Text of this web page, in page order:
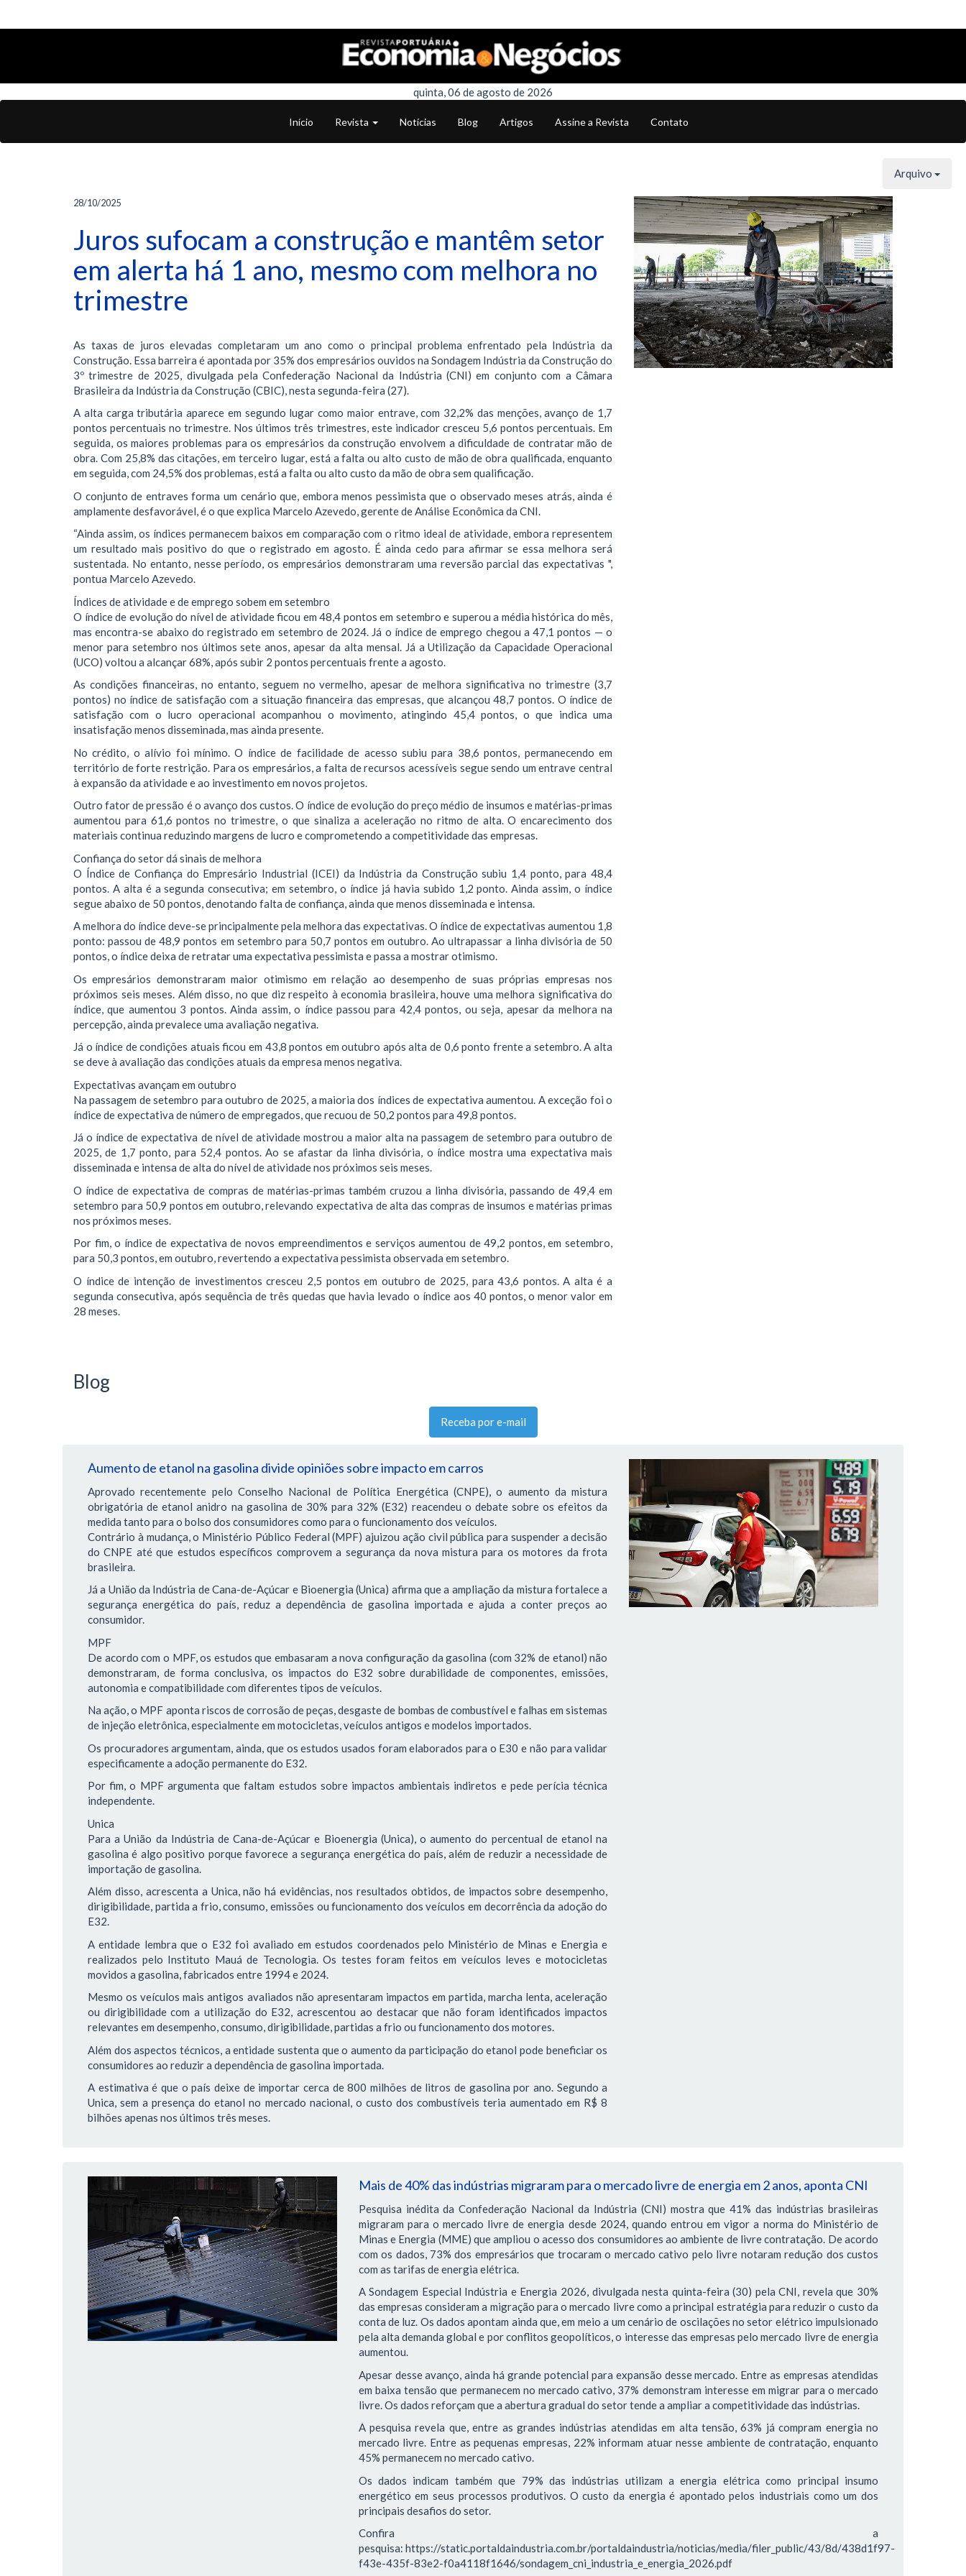
quinta, 06 de agosto de 2026
Início Revista Notícias Blog Artigos Assine a Revista Contato
Arquivo
28/10/2025
Juros sufocam a construção e mantêm setor
em alerta há 1 ano, mesmo com melhora no
trimestre
As taxas de juros elevadas completaram um ano como o principal problema enfrentado pela Indústria da
Construção. Essa barreira é apontada por 35% dos empresários ouvidos na Sondagem Indústria da Construção do
3º trimestre de 2025, divulgada pela Confederação Nacional da Indústria (CNI) em conjunto com a Câmara
Brasileira da Indústria da Construção (CBIC), nesta segunda-feira (27).
A alta carga tributária aparece em segundo lugar como maior entrave, com 32,2% das menções, avanço de 1,7
pontos percentuais no trimestre. Nos últimos três trimestres, este indicador cresceu 5,6 pontos percentuais. Em
seguida, os maiores problemas para os empresários da construção envolvem a dificuldade de contratar mão de
obra. Com 25,8% das citações, em terceiro lugar, está a falta ou alto custo de mão de obra qualificada, enquanto
em seguida, com 24,5% dos problemas, está a falta ou alto custo da mão de obra sem qualificação.
O conjunto de entraves forma um cenário que, embora menos pessimista que o observado meses atrás, ainda é
amplamente desfavorável, é o que explica Marcelo Azevedo, gerente de Análise Econômica da CNI.
“Ainda assim, os índices permanecem baixos em comparação com o ritmo ideal de atividade, embora representem
um resultado mais positivo do que o registrado em agosto. É ainda cedo para afirmar se essa melhora será
sustentada. No entanto, nesse período, os empresários demonstraram uma reversão parcial das expectativas ",
pontua Marcelo Azevedo.
Índices de atividade e de emprego sobem em setembro
O índice de evolução do nível de atividade ficou em 48,4 pontos em setembro e superou a média histórica do mês,
mas encontra-se abaixo do registrado em setembro de 2024. Já o índice de emprego chegou a 47,1 pontos — o
menor para setembro nos últimos sete anos, apesar da alta mensal. Já a Utilização da Capacidade Operacional
(UCO) voltou a alcançar 68%, após subir 2 pontos percentuais frente a agosto.
As condições financeiras, no entanto, seguem no vermelho, apesar de melhora significativa no trimestre (3,7
pontos) no índice de satisfação com a situação financeira das empresas, que alcançou 48,7 pontos. O índice de
satisfação com o lucro operacional acompanhou o movimento, atingindo 45,4 pontos, o que indica uma
insatisfação menos disseminada, mas ainda presente.
No crédito, o alívio foi mínimo. O índice de facilidade de acesso subiu para 38,6 pontos, permanecendo em
território de forte restrição. Para os empresários, a falta de recursos acessíveis segue sendo um entrave central
à expansão da atividade e ao investimento em novos projetos.
Outro fator de pressão é o avanço dos custos. O índice de evolução do preço médio de insumos e matérias-primas
aumentou para 61,6 pontos no trimestre, o que sinaliza a aceleração no ritmo de alta. O encarecimento dos
materiais continua reduzindo margens de lucro e comprometendo a competitividade das empresas.
Confiança do setor dá sinais de melhora
O Índice de Confiança do Empresário Industrial (ICEI) da Indústria da Construção subiu 1,4 ponto, para 48,4
pontos. A alta é a segunda consecutiva; em setembro, o índice já havia subido 1,2 ponto. Ainda assim, o índice
segue abaixo de 50 pontos, denotando falta de confiança, ainda que menos disseminada e intensa.
A melhora do índice deve-se principalmente pela melhora das expectativas. O índice de expectativas aumentou 1,8
ponto: passou de 48,9 pontos em setembro para 50,7 pontos em outubro. Ao ultrapassar a linha divisória de 50
pontos, o índice deixa de retratar uma expectativa pessimista e passa a mostrar otimismo.
Os empresários demonstraram maior otimismo em relação ao desempenho de suas próprias empresas nos
próximos seis meses. Além disso, no que diz respeito à economia brasileira, houve uma melhora significativa do
índice, que aumentou 3 pontos. Ainda assim, o índice passou para 42,4 pontos, ou seja, apesar da melhora na
percepção, ainda prevalece uma avaliação negativa.
Já o índice de condições atuais ficou em 43,8 pontos em outubro após alta de 0,6 ponto frente a setembro. A alta
se deve à avaliação das condições atuais da empresa menos negativa.
Expectativas avançam em outubro
Na passagem de setembro para outubro de 2025, a maioria dos índices de expectativa aumentou. A exceção foi o
índice de expectativa de número de empregados, que recuou de 50,2 pontos para 49,8 pontos.
Já o índice de expectativa de nível de atividade mostrou a maior alta na passagem de setembro para outubro de
2025, de 1,7 ponto, para 52,4 pontos. Ao se afastar da linha divisória, o índice mostra uma expectativa mais
disseminada e intensa de alta do nível de atividade nos próximos seis meses.
O índice de expectativa de compras de matérias-primas também cruzou a linha divisória, passando de 49,4 em
setembro para 50,9 pontos em outubro, relevando expectativa de alta das compras de insumos e matérias primas
nos próximos meses.
Por fim, o índice de expectativa de novos empreendimentos e serviços aumentou de 49,2 pontos, em setembro,
para 50,3 pontos, em outubro, revertendo a expectativa pessimista observada em setembro.
O índice de intenção de investimentos cresceu 2,5 pontos em outubro de 2025, para 43,6 pontos. A alta é a
segunda consecutiva, após sequência de três quedas que havia levado o índice aos 40 pontos, o menor valor em
28 meses.
Blog
Receba por e-mail
Aumento de etanol na gasolina divide opiniões sobre impacto em carros
Aprovado recentemente pelo Conselho Nacional de Política Energética (CNPE), o aumento da mistura
obrigatória de etanol anidro na gasolina de 30% para 32% (E32) reacendeu o debate sobre os efeitos da
medida tanto para o bolso dos consumidores como para o funcionamento dos veículos.
Contrário à mudança, o Ministério Público Federal (MPF) ajuizou ação civil pública para suspender a decisão
do CNPE até que estudos específicos comprovem a segurança da nova mistura para os motores da frota
brasileira.
Já a União da Indústria de Cana-de-Açúcar e Bioenergia (Unica) afirma que a ampliação da mistura fortalece a
segurança energética do país, reduz a dependência de gasolina importada e ajuda a conter preços ao
consumidor.
MPF
De acordo com o MPF, os estudos que embasaram a nova configuração da gasolina (com 32% de etanol) não
demonstraram, de forma conclusiva, os impactos do E32 sobre durabilidade de componentes, emissões,
autonomia e compatibilidade com diferentes tipos de veículos.
Na ação, o MPF aponta riscos de corrosão de peças, desgaste de bombas de combustível e falhas em sistemas
de injeção eletrônica, especialmente em motocicletas, veículos antigos e modelos importados.
Os procuradores argumentam, ainda, que os estudos usados foram elaborados para o E30 e não para validar
especificamente a adoção permanente do E32.
Por fim, o MPF argumenta que faltam estudos sobre impactos ambientais indiretos e pede perícia técnica
independente.
Unica
Para a União da Indústria de Cana-de-Açúcar e Bioenergia (Unica), o aumento do percentual de etanol na
gasolina é algo positivo porque favorece a segurança energética do país, além de reduzir a necessidade de
importação de gasolina.
Além disso, acrescenta a Unica, não há evidências, nos resultados obtidos, de impactos sobre desempenho,
dirigibilidade, partida a frio, consumo, emissões ou funcionamento dos veículos em decorrência da adoção do
E32.
A entidade lembra que o E32 foi avaliado em estudos coordenados pelo Ministério de Minas e Energia e
realizados pelo Instituto Mauá de Tecnologia. Os testes foram feitos em veículos leves e motocicletas
movidos a gasolina, fabricados entre 1994 e 2024.
Mesmo os veículos mais antigos avaliados não apresentaram impactos em partida, marcha lenta, aceleração
ou dirigibilidade com a utilização do E32, acrescentou ao destacar que não foram identificados impactos
relevantes em desempenho, consumo, dirigibilidade, partidas a frio ou funcionamento dos motores.
Além dos aspectos técnicos, a entidade sustenta que o aumento da participação do etanol pode beneficiar os
consumidores ao reduzir a dependência de gasolina importada.
A estimativa é que o país deixe de importar cerca de 800 milhões de litros de gasolina por ano. Segundo a
Unica, sem a presença do etanol no mercado nacional, o custo dos combustíveis teria aumentado em R$ 8
bilhões apenas nos últimos três meses.
Mais de 40% das indústrias migraram para o mercado livre de energia em 2 anos, aponta CNI
Pesquisa inédita da Confederação Nacional da Indústria (CNI) mostra que 41% das indústrias brasileiras
migraram para o mercado livre de energia desde 2024, quando entrou em vigor a norma do Ministério de
Minas e Energia (MME) que ampliou o acesso dos consumidores ao ambiente de livre contratação. De acordo
com os dados, 73% dos empresários que trocaram o mercado cativo pelo livre notaram redução dos custos
com as tarifas de energia elétrica.
A Sondagem Especial Indústria e Energia 2026, divulgada nesta quinta-feira (30) pela CNI, revela que 30%
das empresas consideram a migração para o mercado livre como a principal estratégia para reduzir o custo da
conta de luz. Os dados apontam ainda que, em meio a um cenário de oscilações no setor elétrico impulsionado
pela alta demanda global e por conflitos geopolíticos, o interesse das empresas pelo mercado livre de energia
aumentou.
Apesar desse avanço, ainda há grande potencial para expansão desse mercado. Entre as empresas atendidas
em baixa tensão que permanecem no mercado cativo, 37% demonstram interesse em migrar para o mercado
livre. Os dados reforçam que a abertura gradual do setor tende a ampliar a competitividade das indústrias.
A pesquisa revela que, entre as grandes indústrias atendidas em alta tensão, 63% já compram energia no
mercado livre. Entre as pequenas empresas, 22% informam atuar nesse ambiente de contratação, enquanto
45% permanecem no mercado cativo.
Os dados indicam também que 79% das indústrias utilizam a energia elétrica como principal insumo
energético em seus processos produtivos. O custo da energia é apontado pelos industriais como um dos
principais desafios do setor.
Confira a
pesquisa: https://static.portaldaindustria.com.br/portaldaindustria/noticias/media/filer_public/43/8d/438d1f97-
f43e-435f-83e2-f0a4118f1646/sondagem_cni_industria_e_energia_2026.pdf